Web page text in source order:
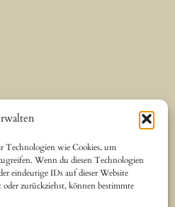
Technologien wie Cookies, um
Wenn du diesen Technologien
eindeutige IDs auf dieser Website
zurückziehst, können bestimmte